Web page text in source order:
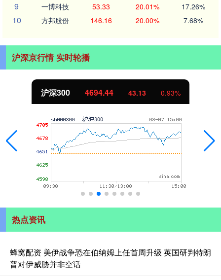
9 一博科技 53.33 20.01% 17.26%
10 方邦股份 146.16 20.00% 7.68%
沪深京行情 实时轮播
沪深300 4694.44 43.13 0.93%
热点资讯
蜂窝配资 美伊战争恐在伯纳姆上任首周升级 英国研判特朗
普对伊威胁并非空话